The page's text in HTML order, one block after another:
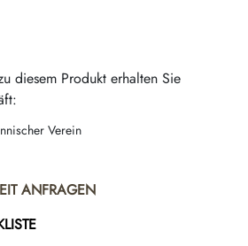
diesem Produkt erhalten Sie
Verein
ANFRAGEN